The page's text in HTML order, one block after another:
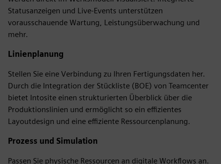
Statusanzeigen und Live-Events unterstützen
vorausschauende Wartung, Leistungsüberwachung und
mehr.
Linienplanung
Stellen Sie eine Verbindung zu Ihren Fertigungsdaten her.
Durch die Integration der Stückliste (BOE) von Teamcenter
bietet Intosite einen strukturierten Überblick über die
Produktionslinien und ermöglicht so ein effizientes
Layoutdesign und eine effiziente Ressourcenplanung.
Prozess und Simulation
Passen Sie physische Ressourcen an digitale Workflows an.